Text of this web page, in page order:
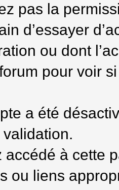
pas la
d’essayer
ou dont
pour voir
a été
accédé à cette
ou liens